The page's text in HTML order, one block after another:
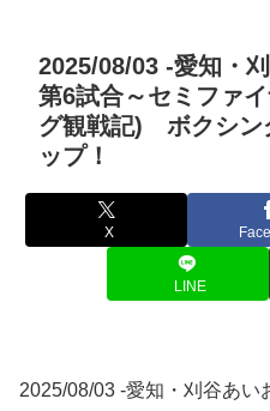
2025/08/03 -愛知・
第6試合～セミファ
グ観戦記) ボクシン
ップ！
X
LINE
2025/08/03 -愛知・刈谷あい